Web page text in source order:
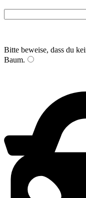
Bitte beweise, dass du
Baum.